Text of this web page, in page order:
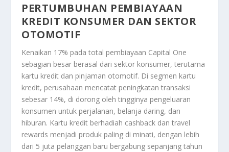
PERTUMBUHAN PEMBIAYAAN
KREDIT KONSUMER DAN SEKTOR
OTOMOTIF
Kenaikan 17% pada total pembiayaan Capital One
sebagian besar berasal dari sektor konsumer, terutama
kartu kredit dan pinjaman otomotif. Di segmen kartu
kredit, perusahaan mencatat peningkatan transaksi
sebesar 14%, di dorong oleh tingginya pengeluaran
konsumen untuk perjalanan, belanja daring, dan
hiburan. Kartu kredit berhadiah cashback dan travel
rewards menjadi produk paling di minati, dengan lebih
dari 5 juta pelanggan baru bergabung sepanjang tahun